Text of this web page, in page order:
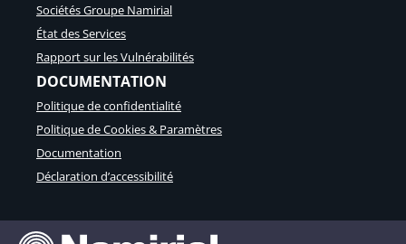
Sociétés Groupe Namirial
État des Services
Rapport sur les Vulnérabilités
DOCUMENTATION
Politique de confidentialité
Politique de Cookies & Paramètres
Documentation
Déclaration d’accessibilité